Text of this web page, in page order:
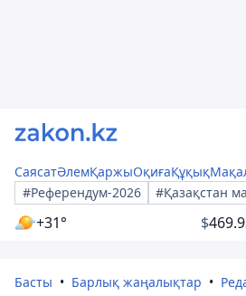
СаясатӘлемҚаржыОқиғаҚұқық
#Референдум-2026
#Қазақстан
+31° $
Басты Барлық жаңалықтар